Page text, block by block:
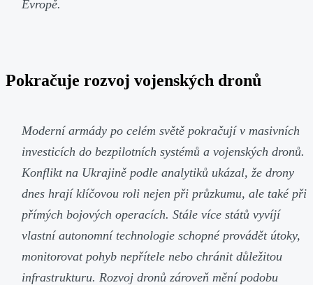
Evropě.
Pokračuje rozvoj vojenských dronů
Moderní armády po celém světě pokračují v masivních
investicích do bezpilotních systémů a vojenských dronů.
Konflikt na Ukrajině podle analytiků ukázal, že drony
dnes hrají klíčovou roli nejen při průzkumu, ale také při
přímých bojových operacích. Stále více států vyvíjí
vlastní autonomní technologie schopné provádět útoky,
monitorovat pohyb nepřítele nebo chránit důležitou
infrastrukturu. Rozvoj dronů zároveň mění podobu